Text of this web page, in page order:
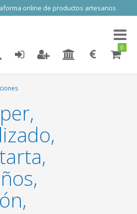
online de productos artesanos
Toggle
0